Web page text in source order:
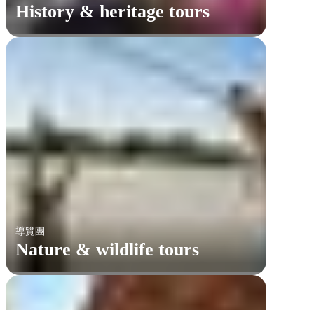
History & heritage tours
導覽團
Nature & wildlife tours